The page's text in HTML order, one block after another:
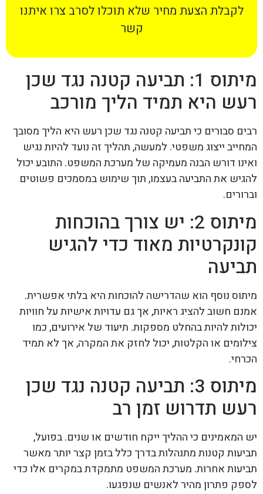
לקבלת הצעת מחיר שלא תוכלו לסרב צרו איתנו
קשר
מיתוס 1: תביעה קטנה נגד שכן
רעש היא תמיד הליך מורכב
רבים סבורים כי תביעה קטנה נגד שכן רעש היא הליך מסובך
המחייב ייצוג משפטי. למעשה, תהליך זה נועד להיות נגיש
ואינו דורש הבנה מעמיקה של מערכת המשפט. התובע יכול
להגיש את התביעה בעצמו, תוך שימוש במסמכים פשוטים
וברורים.
מיתוס 2: יש צורך בהוכחות
קונקרטיות מאוד כדי להגיש
תביעה
מיתוס נוסף הוא שהדרישה להוכחות היא בלתי אפשרית.
אמנם חשוב להציג ראיות, אך גם עדויות אישיות על חוויות
יכולות להיות בהחלט מספקות. תיעוד של אירועים, כמו
צילומים או הקלטות, יכול לחזק את המקרה, אך לא תמיד
הכרחי.
מיתוס 3: תביעה קטנה נגד שכן
רעש תדרוש זמן רב
יש המאמינים כי ההליך ייקח חודשים או שנים. בפועל,
תביעות קטנות מתנהלות בדרך כלל בזמן קצר יותר מאשר
תביעות אחרות. מערכת המשפט מתמקדת במקרים אלו כדי
לספק פתרון מהיר לאנשים שנפגעו.